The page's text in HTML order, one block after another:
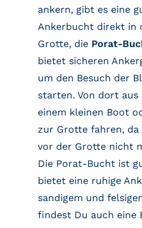
ankern, gibt es eine
Ankerbucht direkt in
Grotte, die Porat-
bietet sicheren
um den Besuch der
starten. Von dort
einem kleinen Boot
zur Grotte fahren,
vor der Grotte nicht
Die Porat-Bucht ist
bietet eine ruhige
sandigem und
findest Du auch eine